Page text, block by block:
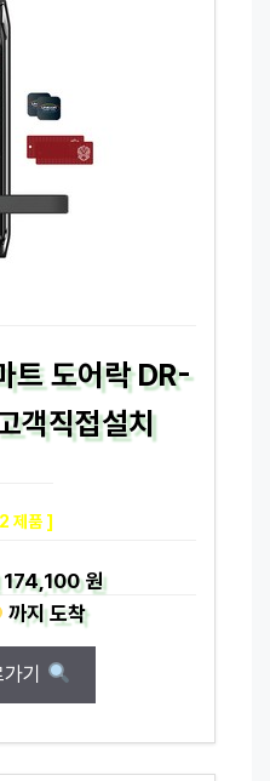
트 도어락 DR-
객직접설치
제품 ]
174,100 원
까지도착
기